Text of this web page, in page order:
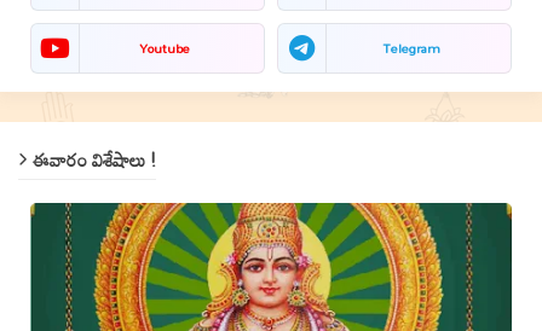
Youtube Telegram
ఈవారం విశేషాలు !